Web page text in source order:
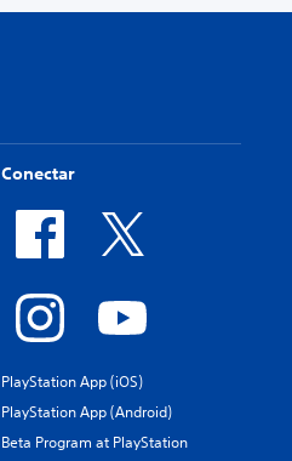
Conectar
PlayStation App (iOS)
PlayStation App (Android)
Beta Program at PlayStation